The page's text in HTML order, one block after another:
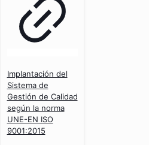
Implantación del
Sistema de
Gestión de Calidad
según la norma
UNE-EN ISO
9001:2015